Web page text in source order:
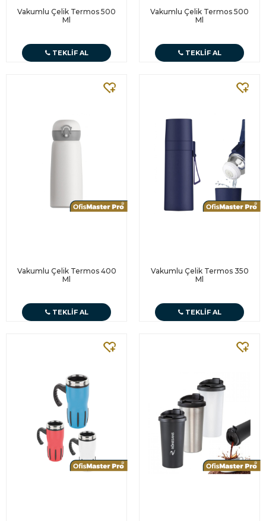
Vakumlu Çelik Termos 500
Ml
TEKLIF AL
Vakumlu Çelik Termos 500
Ml
TEKLIF AL
Vakumlu Çelik Termos 400
Ml
TEKLIF AL
Vakumlu Çelik Termos 350
Ml
TEKLIF AL